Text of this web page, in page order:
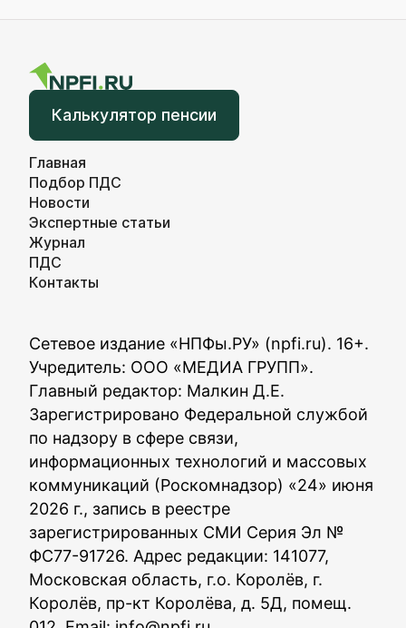
Калькулятор пенсии
Главная
Подбор ПДС
Новости
Экспертные статьи
Журнал
ПДС
Контакты
Сетевое издание «НПФы.РУ» (npfi.ru). 16+.
Учредитель: ООО «МЕДИА ГРУПП».
Главный редактор: Малкин Д.Е.
Зарегистрировано Федеральной службой
по надзору в сфере связи,
информационных технологий и массовых
коммуникаций (Роскомнадзор) «24» июня
2026 г., запись в реестре
зарегистрированных СМИ Серия Эл №
ФС77-91726. Адрес редакции: 141077,
Московская область, г.о. Королёв, г.
Королёв, пр-кт Королёва, д. 5Д, помещ.